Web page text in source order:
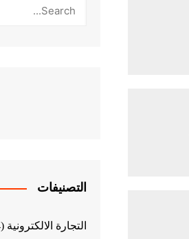
التصنيفات
التجارة الالكترونية (4)